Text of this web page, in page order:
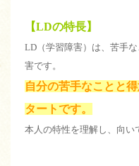
【LDの特長】
LD（学習障害）は、苦手
害です。
自分の苦手なことと
タートです。
本人の特性を理解し、向い